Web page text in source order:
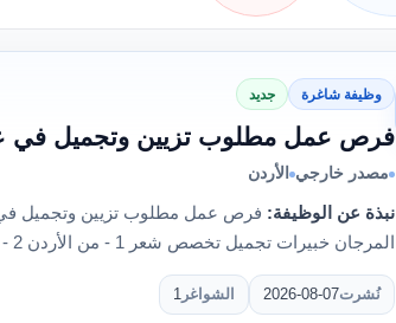
وظيفة شاغرة جديد
فرص عمل مطلوب تزيين وتجميل في
مصدر خارجي الأردن
نبذة عن الوظيفة: فرص عمل مطلوب تزيين وتجميل
المرجان خبيرات تجميل تخصص شعر 1 - من الأردن 2 - كافة الدول العربية …
نُشرت2026-08-07 الشواغر 1